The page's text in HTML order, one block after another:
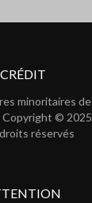
CRÉDIT
minoritaires
Copyright ©
réservés